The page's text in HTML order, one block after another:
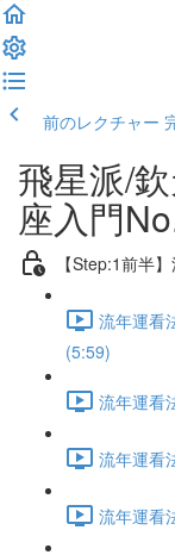
前のレクチャー
飛星派/
座入門
【Step:1前半
流年運看
(5:59)
流年運看
流年運看
流年運看